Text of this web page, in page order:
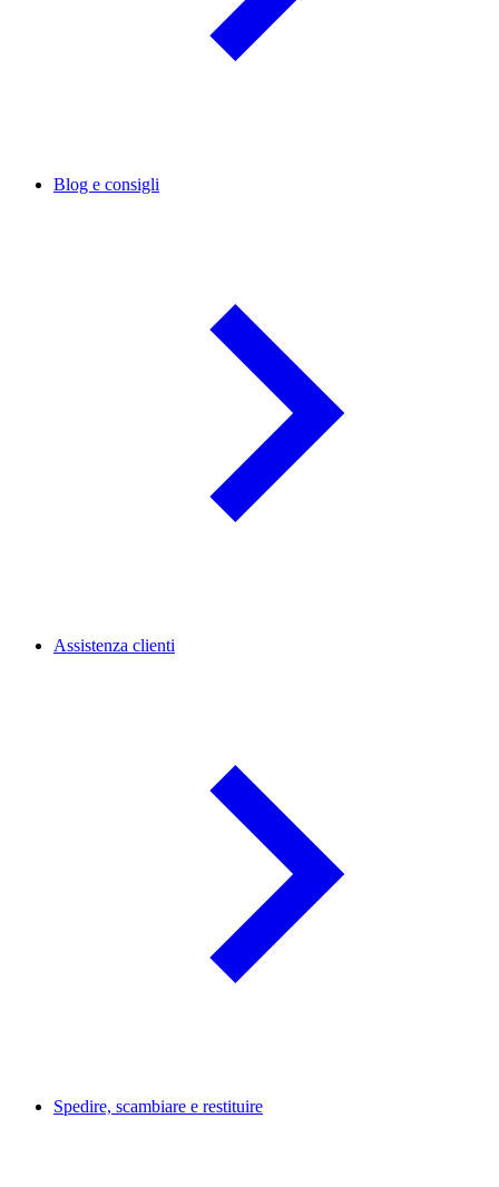
Blog e consigli
Assistenza clienti
Spedire, scambiare e restituire